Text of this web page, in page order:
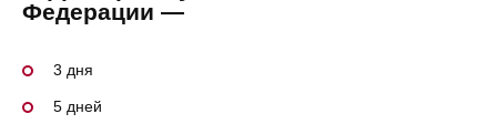
Федерации —
3 дня
5 дней